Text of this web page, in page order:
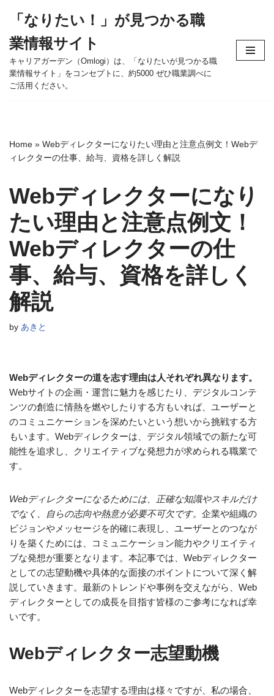
ン
テ
ン
ツ
ッ
プ
「なりたい！」が見つかる職
業情報サイト
キャリアガーデン（Omlogi）は、「なりたいが見つかる職
業情報サイト」をコンセプトに、約5000 ぜひ職業調べに
ご活用ください。
Home » Webディレクターになりたい理由と注意点例文！Webデ
ィレクターの仕事、給与、資格を詳しく解説
Webディレクターになり
たい理由と注意点例文！
Webディレクターの仕
事、給与、資格を詳しく
解説
by あきと
Webディレクターの道を志す理由は人それぞれ異なります。
Webサイトの企画・運営に魅力を感じたり、デジタルコンテ
ンツの創造に情熱を燃やしたりする方もいれば、ユーザーと
のコミュニケーションを深めたいという想いから挑戦する方
もいます。Webディレクターは、デジタル領域での新たな可
能性を追求し、クリエイティブな発想力が求められる職業で
す。
Webディレクターになるためには、正確な知識やスキルだけ
でなく、自らの志向や熱意が必要不可欠です。 企業や組織の
ビジョンやメッセージを的確に表現し、ユーザーとのつなが
りを築くためには、コミュニケーション能力やクリエイティ
ブな発想が重要となります。本記事では、Webディレクター
としての志望動機や具体的な面接のポイントについて深く解
説していきます。最新のトレンドや事例を交えながら、Web
ディレクターとしての成長を目指す皆様のご参考になれば幸
いです。
Webディレクター志望動機
Webディレクターを志望する理由は様々ですが、私の場合、